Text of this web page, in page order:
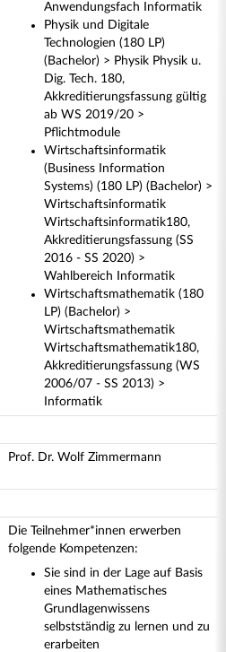
Anwendungsfach Informatik
Physik und Digitale
Technologien (180 LP)
(Bachelor) > Physik Physik u.
Dig. Tech. 180,
Akkreditierungsfassung gültig
ab WS 2019/20 >
Pflichtmodule
Wirtschaftsinformatik
(Business Information
Systems) (180 LP) (Bachelor) >
Wirtschaftsinformatik
Wirtschaftsinformatik180,
Akkreditierungsfassung (SS
2016 - SS 2020) >
Wahlbereich Informatik
Wirtschaftsmathematik (180
LP) (Bachelor) >
Wirtschaftsmathematik
Wirtschaftsmathematik180,
Akkreditierungsfassung (WS
2006/07 - SS 2013) >
Informatik
Prof. Dr. Wolf Zimmermann
Die Teilnehmer*innen erwerben
folgende Kompetenzen:
Sie sind in der Lage auf Basis
eines Mathematisches
Grundlagenwissens
selbstständig zu lernen und zu
erarbeiten